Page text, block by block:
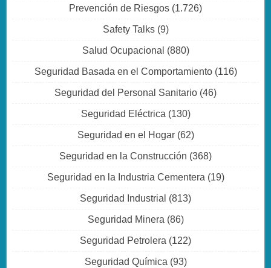
Prevención de Riesgos (1.726)
Safety Talks(9)
Salud Ocupacional (880)
Seguridad Basada en el Comportamiento(116)
Seguridad del Personal Sanitario (46)
Seguridad Eléctrica (130)
Seguridad en el Hogar(62)
Seguridad en la Construcción (368)
Seguridad en la Industria Cementera (19)
Seguridad Industrial (813)
Seguridad Minera (86)
Seguridad Petrolera (122)
Seguridad Química (93)